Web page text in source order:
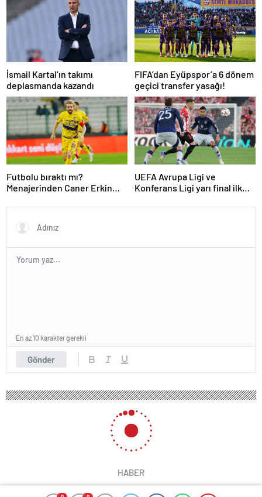
İsmail Kartal’ın takımı
deplasmanda kazandı
FIFA’dan Eyüpspor’a 6 dönem
geçici transfer yasağı!
Futbolu bıraktı mı?
Menajerinden Caner Erkin
UEFA Avrupa Ligi ve
Konferans Ligi yarı final ilk
Gönder
En az 10 karakter gerekli
HABER